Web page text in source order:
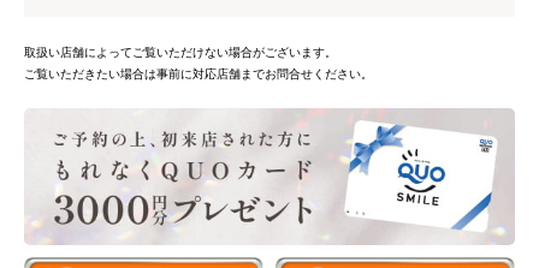
取扱い店舗によってご覧いただけない場合がございます。
ご覧いただきたい場合は事前に対応店舗までお問合せください。